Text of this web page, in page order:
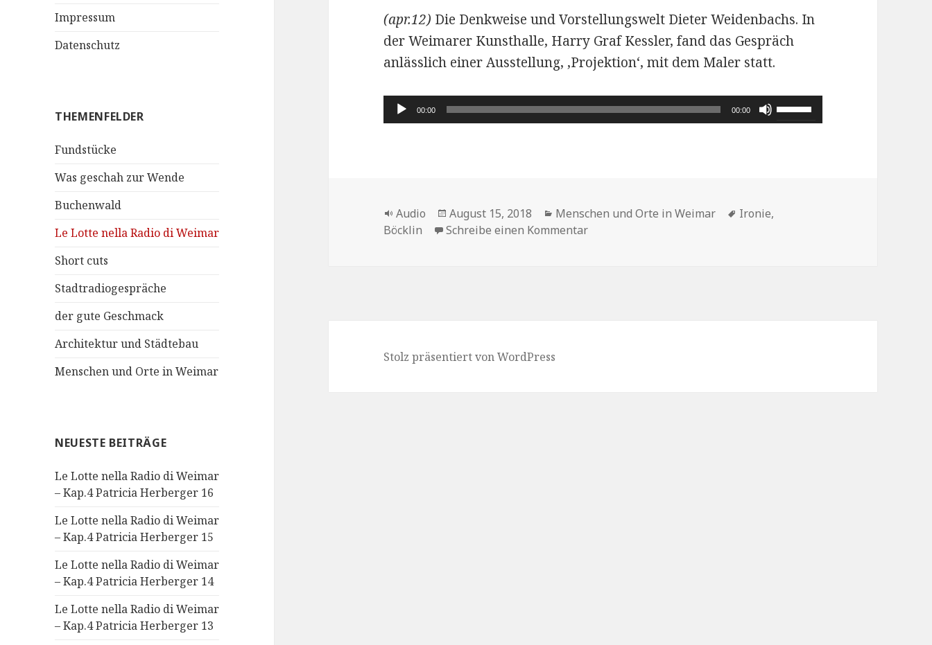
Impressum
Datenschutz
THEMENFELDER
Fundstücke
Was geschah zur Wende
Buchenwald
Le Lotte nella Radio di Weimar
Short cuts
Stadtradiogespräche
der gute Geschmack
Architektur und Städtebau
Menschen und Orte in Weimar
NEUESTE BEITRÄGE
Le Lotte nella Radio di Weimar
– Kap.4 Patricia Herberger 16
Le Lotte nella Radio di Weimar
– Kap.4 Patricia Herberger 15
Le Lotte nella Radio di Weimar
– Kap.4 Patricia Herberger 14
Le Lotte nella Radio di Weimar
– Kap.4 Patricia Herberger 13
(apr.12) Die Denkweise und Vorstellungswelt Dieter Weidenbachs. In
der Weimarer Kunsthalle, Harry Graf Kessler, fand das Gespräch
anlässlich einer Ausstellung, ‚Projektion‘, mit dem Maler statt.
Audio-
Player
00:00 00:00
Pfeiltasten
Hoch/Runter
Format
Audio
Veröffentlicht
am
August 15, 2018 Kategorien
Menschen und Orte in Weimar Schlagwörter
Ironie,
Böcklin
Schreibe einen Kommentarzu Dieter M. Weidenbach
Stolz präsentiert von WordPress